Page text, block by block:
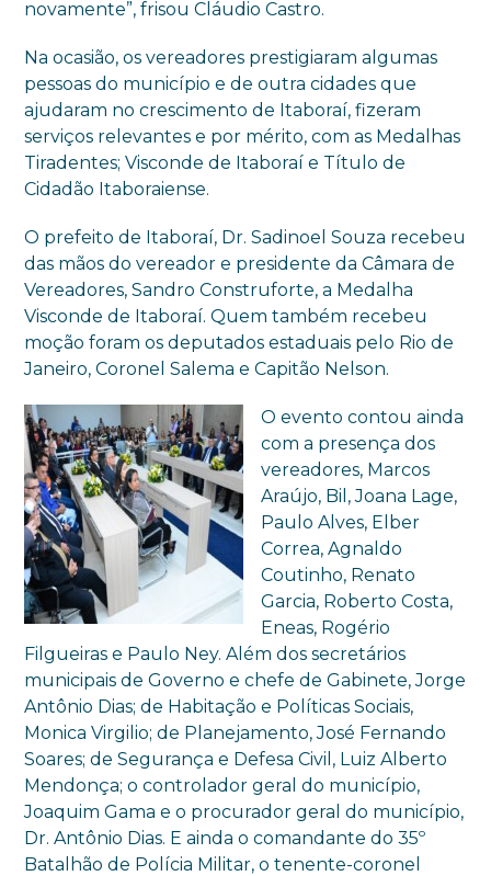
novamente”, frisou Cláudio Castro.
Na ocasião, os vereadores prestigiaram algumas
pessoas do município e de outra cidades que
ajudaram no crescimento de Itaboraí, fizeram
serviços relevantes e por mérito, com as Medalhas
Tiradentes; Visconde de Itaboraí e Título de
Cidadão Itaboraiense.
O prefeito de Itaboraí, Dr. Sadinoel Souza recebeu
das mãos do vereador e presidente da Câmara de
Vereadores, Sandro Construforte, a Medalha
Visconde de Itaboraí. Quem também recebeu
moção foram os deputados estaduais pelo Rio de
Janeiro, Coronel Salema e Capitão Nelson.
O evento contou ainda
com a presença dos
vereadores, Marcos
Araújo, Bil, Joana Lage,
Paulo Alves, Elber
Correa, Agnaldo
Coutinho, Renato
Garcia, Roberto Costa,
Eneas, Rogério
Filgueiras e Paulo Ney. Além dos secretários
municipais de Governo e chefe de Gabinete, Jorge
Antônio Dias; de Habitação e Políticas Sociais,
Monica Virgilio; de Planejamento, José Fernando
Soares; de Segurança e Defesa Civil, Luiz Alberto
Mendonça; o controlador geral do município,
Joaquim Gama e o procurador geral do município,
Dr. Antônio Dias. E ainda o comandante do 35º
Batalhão de Polícia Militar, o tenente-coronel